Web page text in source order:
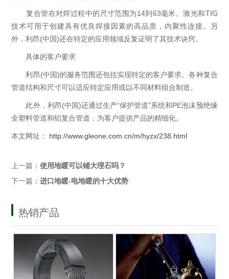
复合管在对焊过程中的尺寸范围为14到63毫米。激光和TIG
技术可用于创建具有优良焊接因素的高品质，内聚性连接。另
外，利昂(中国)还在特定的应用领域反复证明了其技术诀窍。
具体的客户要求
利昂(中国)的服务范围还包括实现特定的客户要求。各种复合
管道结构和尺寸可以适应特定应用或以不同材料组合制造。
此外，利昂(中国)还通过生产“保护管道”系统和PE泡沫预绝缘
全塑料管道和铝复合管道，为客户提供产品的精细化。
本文网址： http://www.gleone.com.cn/m/hyzx/238.html
上一篇：使用地暖可以铺大理石吗？
下一篇：进口地暖-电地暖的十大优势
热销产品